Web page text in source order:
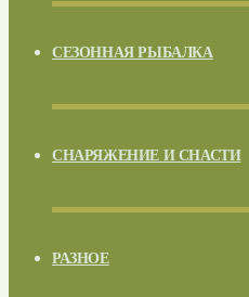
СЕЗОННАЯ РЫБАЛКА
СНАРЯЖЕНИЕ И СНАСТИ
РАЗНОЕ